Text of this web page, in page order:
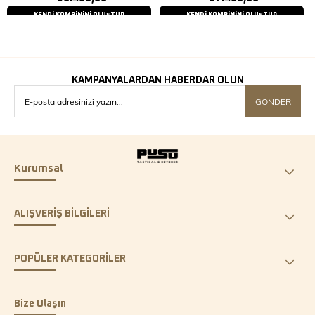
KENDİ KOMBİNİNİ OLUŞTUR KENDİ KOMBİNİNİ OLUŞTUR
KAMPANYALARDAN HABERDAR OLUN
GÖNDER
Kurumsal
ALIŞVERİŞ BİLGİLERİ
POPÜLER KATEGORİLER
Bize Ulaşın